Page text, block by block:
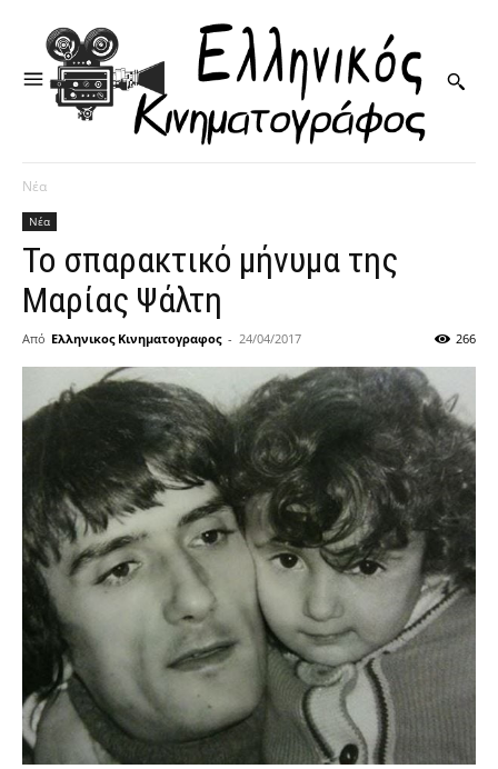
Νέα
Νέα
Το σπαρακτικό μήνυμα της
Μαρίας Ψάλτη
Από Ελληνικος Κινηματογραφος - 24/04/2017 266